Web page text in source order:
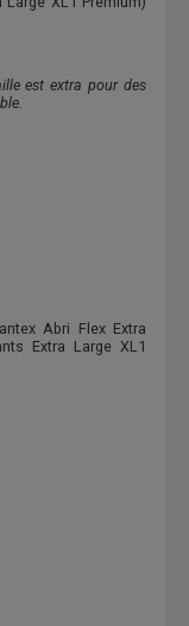
est extra pour des
Abri Flex Extra
Extra Large XL1